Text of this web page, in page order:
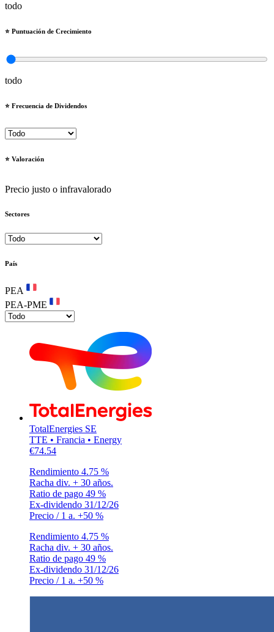
todo
⭐️ Puntuación de Crecimiento
todo
⭐️ Frecuencia de Dividendos
⭐️ Valoración
Precio justo o infravalorado
Sectores
País
PEA
PEA-PME
TotalEnergies SE
TTE • Francia • Energy
€74.54
Rendimiento 4.75 %
Racha div. + 30 años.
Ratio de pago 49 %
Ex-dividendo 31/12/26
Precio / 1 a. +50 %
Rendimiento 4.75 %
Racha div. + 30 años.
Ratio de pago 49 %
Ex-dividendo 31/12/26
Precio / 1 a. +50 %